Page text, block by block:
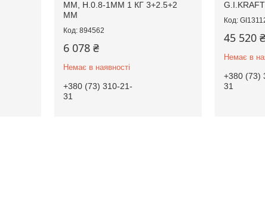
ММ, Н.0.8-1ММ 1 КГ 3+2.5+2
ММ
894562
6 078 ₴
Немає в наявності
+380 (73) 310-21-
31
45 520 ₴
Немає в
+380 (73)
31